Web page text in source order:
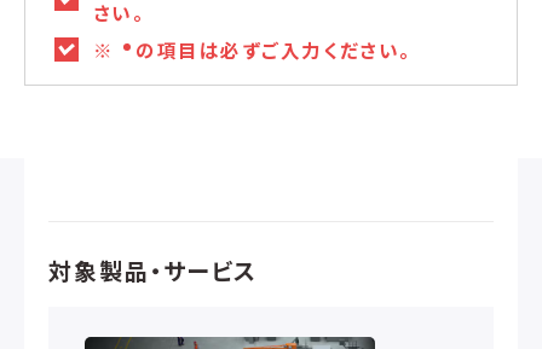
さい。
※ の項目は必ずご入力ください。
対象製品・サービス